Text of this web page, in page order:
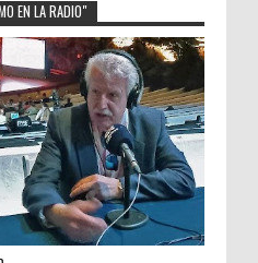
EN LA RADIO"